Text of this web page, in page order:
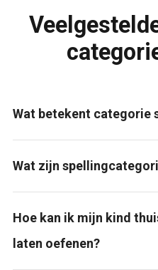
Wat betekent categorie
Wat zijn
Hoe kan ik mijn kind
laten oefenen?